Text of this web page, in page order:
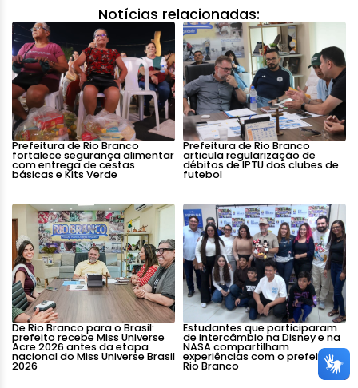
Notícias relacionadas:
Prefeitura de Rio Branco
fortalece segurança alimentar
com entrega de cestas
básicas e Kits Verde
Prefeitura de Rio Branco
articula regularização de
débitos de IPTU dos clubes de
futebol
De Rio Branco para o Brasil:
prefeito recebe Miss Universe
Acre 2026 antes da etapa
nacional do Miss Universe Brasil
2026
Estudantes que participaram
de intercâmbio na Disney e na
NASA compartilham
experiências com o prefeito de
Rio Branco